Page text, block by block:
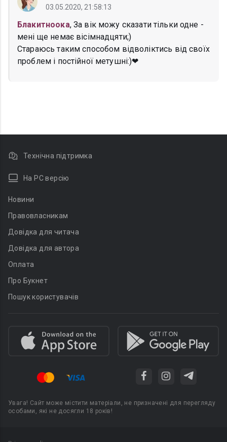
03.05.2020, 21:58:13
Блакитноока, За вік можу сказати тільки одне -
мені ще немає вісімнадцяти;)
Стараюсь таким способом відволіктись від своїх
проблем і постійної метушні:)❤
Технічна підтримка
На PC версію
Новини
Правовласникам
Довідка для читача
Довідка для автора
Оплата
Про Букнет
Пошук користувачів
Увага! Сайт може містити матеріали, не призначені для перегляду
особами, які не досягли 18 років!